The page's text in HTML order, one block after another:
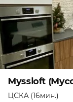
Myssloft
ЦСКА (16мин.)